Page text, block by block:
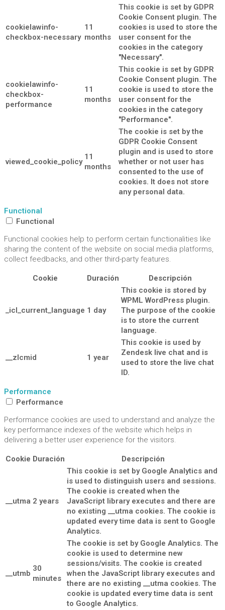
cookielawinfo-
checkbox-necessary
11
months
This cookie is set by GDPR
Cookie Consent plugin. The
cookies is used to store the
user consent for the
cookies in the category
"Necessary".
cookielawinfo-
checkbox-
performance
11
months
This cookie is set by GDPR
Cookie Consent plugin. The
cookie is used to store the
user consent for the
cookies in the category
"Performance".
viewed_cookie_policy
11
months
The cookie is set by the
GDPR Cookie Consent
plugin and is used to store
whether or not user has
consented to the use of
cookies. It does not store
any personal data.
Functional
Functional
Functional cookies help to perform certain functionalities like
sharing the content of the website on social media platforms,
collect feedbacks, and other third-party features.
Cookie Duración Descripción
_icl_current_language 1 day
This cookie is stored by
WPML WordPress plugin.
The purpose of the cookie
is to store the current
language.
__zlcmid 1 year
This cookie is used by
Zendesk live chat and is
used to store the live chat
ID.
Performance
Performance
Performance cookies are used to understand and analyze the
key performance indexes of the website which helps in
delivering a better user experience for the visitors.
Cookie Duración Descripción
__utma 2 years
This cookie is set by Google Analytics and
is used to distinguish users and sessions.
The cookie is created when the
JavaScript library executes and there are
no existing __utma cookies. The cookie is
updated every time data is sent to Google
Analytics.
__utmb
30
minutes
The cookie is set by Google Analytics. The
cookie is used to determine new
sessions/visits. The cookie is created
when the JavaScript library executes and
there are no existing __utma cookies. The
cookie is updated every time data is sent
to Google Analytics.